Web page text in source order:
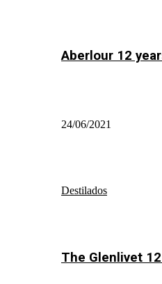
Aberlour 12
24/06/2021
Destilados
The Glenlivet